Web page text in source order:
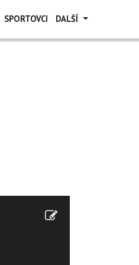
SPORTOVCI DALŠÍ